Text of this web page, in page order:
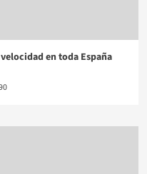
en toda España